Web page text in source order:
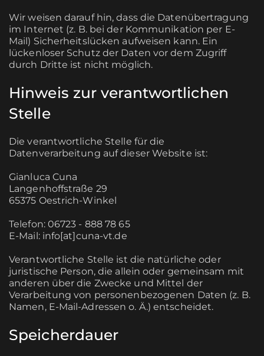
Wir weisen darauf hin, dass die Datenübertragung
im Internet (z. B. bei der Kommunikation per E-
Mail) Sicherheitslücken aufweisen kann. Ein
lückenloser Schutz der Daten vor dem Zugriff
durch Dritte ist nicht möglich.
Hinweis zur verantwortlichen
Stelle
Die verantwortliche Stelle für die
Datenverarbeitung auf dieser Website ist:
Gianluca Cuna
Langenhoffstraße 29
65375 Oestrich-Winkel
Telefon: 06723 - 888 78 65
E-Mail: info[at]cuna-vt.de
Verantwortliche Stelle ist die natürliche oder
juristische Person, die allein oder gemeinsam mit
anderen über die Zwecke und Mittel der
Verarbeitung von personenbezogenen Daten (z. B.
Namen, E-Mail-Adressen o. Ä.) entscheidet.
Speicherdauer